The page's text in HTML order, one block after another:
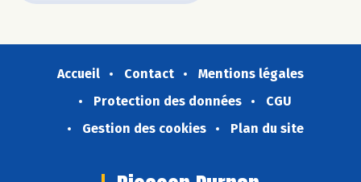
Accueil Contact
Mentions légales
Protection des données
CGU
Gestion des cookies
Plan du site